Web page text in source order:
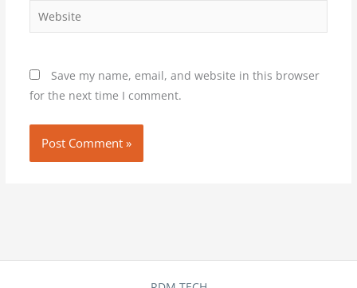
Website
Save my name, email, and website in this browser
for the next time I comment.